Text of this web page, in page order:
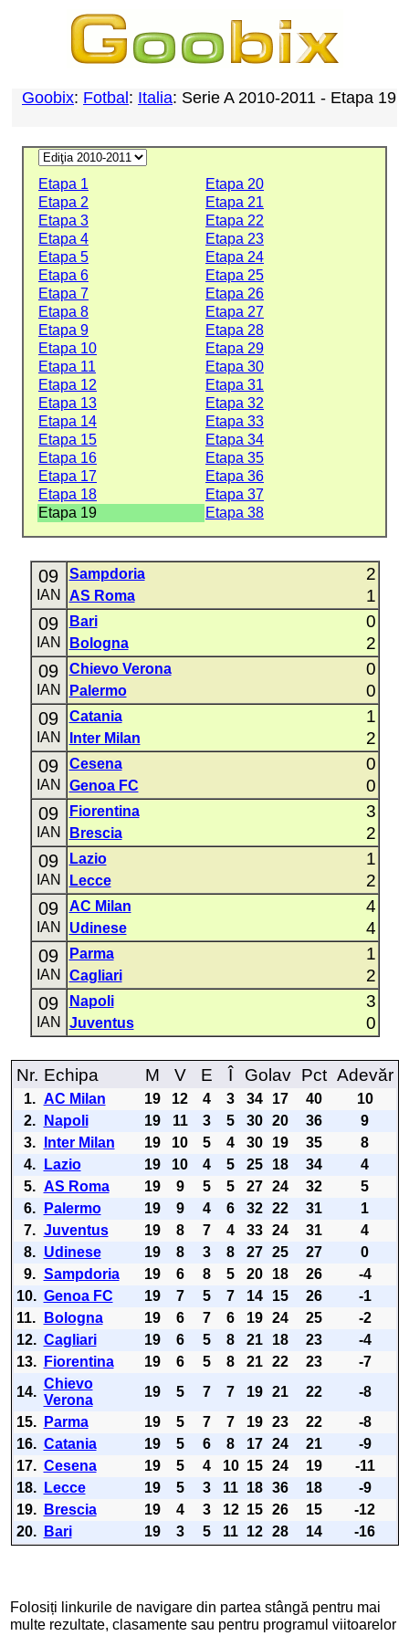
Goobix: Fotbal : Italia: Serie A 2010-2011 - Etapa 19
Etapa 1
Etapa 20
Etapa 2
Etapa 21
Etapa 3
Etapa 22
Etapa 4
Etapa 23
Etapa 5
Etapa 24
Etapa 6
Etapa 25
Etapa 7
Etapa 26
Etapa 8
Etapa 27
Etapa 9
Etapa 28
Etapa 10
Etapa 29
Etapa 11
Etapa 30
Etapa 12
Etapa 31
Etapa 13
Etapa 32
Etapa 14
Etapa 33
Etapa 15
Etapa 34
Etapa 16
Etapa 35
Etapa 17
Etapa 36
Etapa 18
Etapa 37
Etapa 19
Etapa 38
09
IAN
Sampdoria 2
AS Roma 1
09
IAN
Bari 0
Bologna 2
09
IAN
Chievo Verona 0
Palermo 0
09
IAN
Catania 1
Inter Milan 2
09
IAN
Cesena 0
Genoa FC 0
09
IAN
Fiorentina 3
Brescia 2
09
IAN
Lazio 1
Lecce 2
09
IAN
AC Milan 4
Udinese 4
09
IAN
Parma 1
Cagliari 2
09
IAN
Napoli 3
Juventus 0
Nr. Echipa M V E Î Golav Pct Adevăr
1. AC Milan 19 12 4 3 34 17 40
10
2.
Napoli 19 11 3 5 30 20 36
9
3.
Inter Milan 19 10 5 4 30 19 35
8
4.
Lazio 19 10 4 5 25 18 34
4
5. AS Roma 19 9 5 5 27 24 32
5
6.
Palermo 19 9 4 6 32 22 31
1
7. Juventus 19 8 7 4 33 24 31
4
8.
Udinese 19 8 3 8 27 25 27
0
9. Sampdoria 19 6 8 5 20 18 26
-4
10. Genoa FC 19 7 5 7 14 15 26
-1
11.
Bologna 19 6 7 6 19 24 25
-2
12. Cagliari 19 6 5 8 21 18 23
-4
13.
Fiorentina 19 6 5 8 21 22 23
-7
14.
Chievo
Verona
19 5 7 7 19 21 22
-8
15.
Parma 19 5 7 7 19 23 22
-8
16. Catania 19 5 6 8 17 24 21
-9
17. Cesena 19 5 4 10 15 24 19
-11
18.
Lecce 19 5 3 11 18 36 18
-9
19.
Brescia 19 4 3 12 15 26 15
-12
20.
Bari 19 3 5 11 12 28 14 -16
Folosiți linkurile de navigare din partea stângă pentru mai
multe rezultate, clasamente sau pentru programul viitoarelor